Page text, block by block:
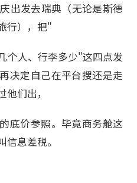
出发去瑞典（无论是斯德
行），把"
个人、行李多少"这四点发
决定自己在平台搜还是走
们出，
底价参照。毕竟商务舱这
息差税。